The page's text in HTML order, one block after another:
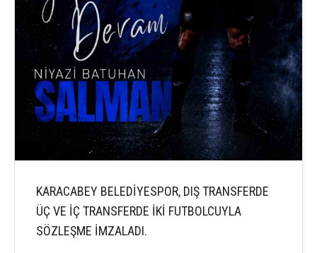
KARACABEY BELEDİYESPOR, DIŞ TRANSFERDE
ÜÇ VE İÇ TRANSFERDE İKİ FUTBOLCUYLA
SÖZLEŞME İMZALADI.